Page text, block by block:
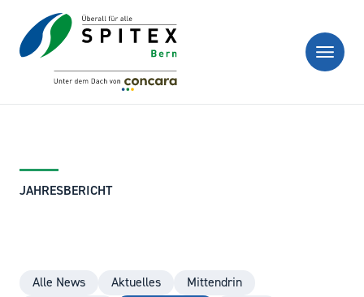
JAHRESBERICHT
Alle News Aktuelles
Mittendrin